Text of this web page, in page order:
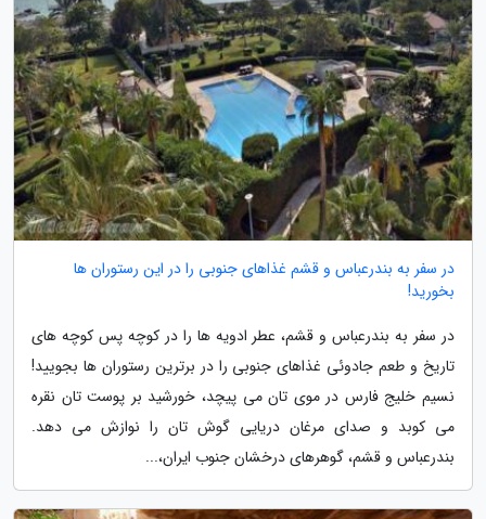
در سفر به بندرعباس و قشم غذاهای جنوبی را در این رستوران ها
بخورید!
در سفر به بندرعباس و قشم، عطر ادویه ها را در کوچه پس کوچه های
تاریخ و طعم جادوئی غذاهای جنوبی را در برترین رستوران ها بجویید!
نسیم خلیج فارس در موی تان می پیچد، خورشید بر پوست تان نقره
می کوبد و صدای مرغان دریایی گوش تان را نوازش می دهد.
بندرعباس و قشم، گوهرهای درخشان جنوب ایران،...